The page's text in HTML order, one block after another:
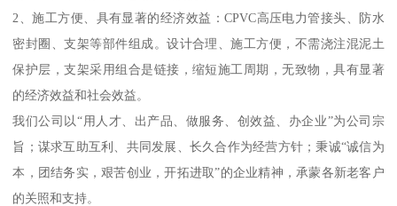
2、施工方便、具有显著的经济效益：CPVC高压电力管接头、防水
密封圈、支架等部件组成。设计合理、施工方便，不需浇注混泥土
保护层，支架采用组合是链接，缩短施工周期，无致物，具有显著
的经济效益和社会效益。
我们公司以“用人才、出产品、做服务、创效益、办企业”为公司宗
旨；谋求互助互利、共同发展、长久合作为经营方针；秉诚“诚信为
本，团结务实，艰苦创业，开拓进取”的企业精神，承蒙各新老客户
的关照和支持。